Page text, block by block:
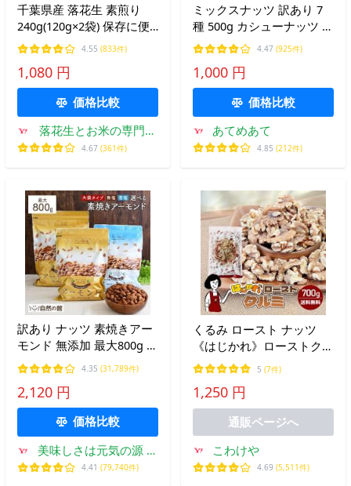
千葉県産 落花生 素煎り
240g(120g×2袋) 保存に便
利なチャック袋入りです！
4.55 (833件)
1,080 円
価格比較
落花生とお米の専門卸
ヤマハン
4.67 (361件)
ミックスナッツ 訳あり 7
種 500g カシューナッツ ナ
ッツ アーモンド 1000円ポ
ッキリ 送料無料 くるみ ジ
ャイアントコーン 落花生
おつまみ おやつ 大容量 爆
4.47 (925件)
1,000 円
価格比較
あてめあて
4.85 (212件)
訳あり ナッツ 素焼きアー
モンド 無添加 最大800g 選
べる無塩・有塩 ロースト
ビール 爆買
4.35 (31,789件)
2,120 円
価格比較
美味しさは元気の源 自
然の館
4.41 (79,740件)
くるみ ロースト ナッツ
《はじかれ》ローストクル
ミ 700g / チャック付 B品
オメガ3 訳あり 送料無料
5 (7件)
1,250 円
通販ページへ
こわけや
4.69 (5,511件)